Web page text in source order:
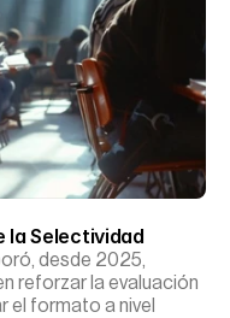
la Selectividad
desde 2025,
reforzar la evaluación
el formato a nivel